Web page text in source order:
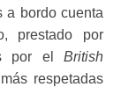
a bordo cuenta
prestado por
por el British
respetadas